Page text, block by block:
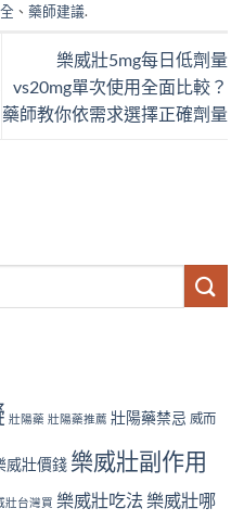
、 藥師建議.
樂威壯5mg每日低劑量
vs20mg單次使用全面比較？
藥師教你依需求選擇正確劑量
壯陽藥 壯陽藥推薦 壯陽藥禁忌 威而
威壯價錢 樂威壯副作用
壯台灣買 樂威壯吃法樂威壯哪